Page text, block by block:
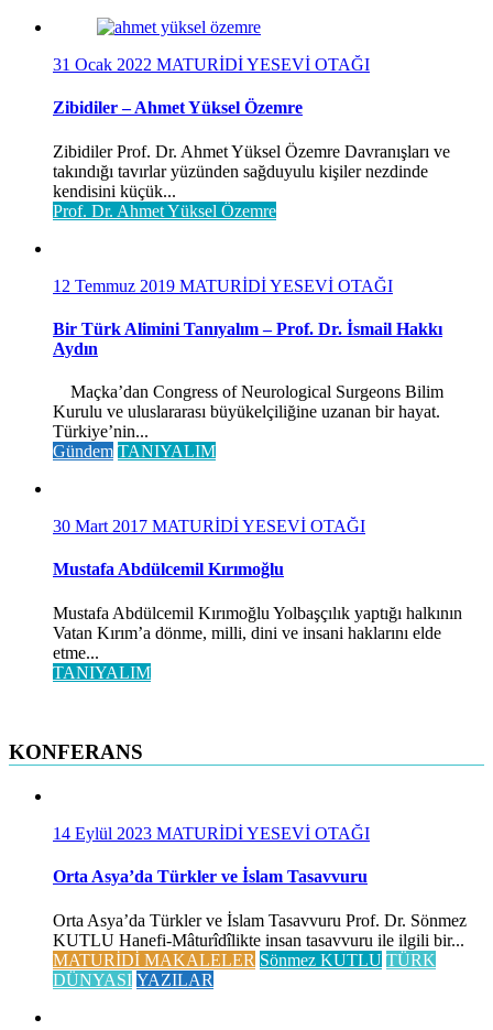
31 Ocak 2022 MATURİDİ YESEVİ OTAĞI
Zibidiler – Ahmet Yüksel Özemre
Zibidiler Prof. Dr. Ahmet Yüksel Özemre Davranışları ve
takındığı tavırlar yüzünden sağduyulu kişiler nezdinde
kendisini küçük...
Prof. Dr. Ahmet Yüksel Özemre
12 Temmuz 2019 MATURİDİ YESEVİ OTAĞI
Bir Türk Alimini Tanıyalım – Prof. Dr. İsmail Hakkı
Aydın
Maçka’dan Congress of Neurological Surgeons Bilim
Kurulu ve uluslararası büyükelçiliğine uzanan bir hayat.
Türkiye’nin...
Gündem TANIYALIM
30 Mart 2017 MATURİDİ YESEVİ OTAĞI
Mustafa Abdülcemil Kırımoğlu
Mustafa Abdülcemil Kırımoğlu Yolbaşçılık yaptığı halkının
Vatan Kırım’a dönme, milli, dini ve insani haklarını elde
etme...
TANIYALIM
KONFERANS
14 Eylül 2023 MATURİDİ YESEVİ OTAĞI
Orta Asya’da Türkler ve İslam Tasavvuru
Orta Asya’da Türkler ve İslam Tasavvuru Prof. Dr. Sönmez
KUTLU Hanefi-Mâturîdîlikte insan tasavvuru ile ilgili bir...
MATURİDİ MAKALELER Sönmez KUTLU TÜRK
DÜNYASI YAZILAR